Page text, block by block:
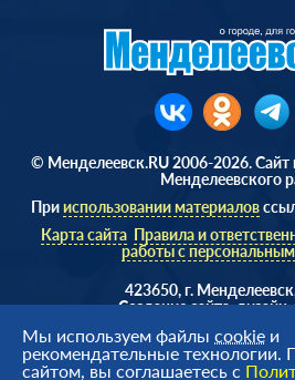
© Менделеевск.RU 2006-2026. Сайт
Менделеевского
Прииспользовании материалов
Карта сайта Правила и
работы с
423650, г.
Cоздание сайта,
Мы используем файлы cookie и
рекомендательные технологии.
сайтом, вы соглашаетесь с